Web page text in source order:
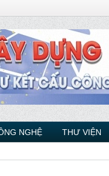
NGHỆ THƯ VIỆN